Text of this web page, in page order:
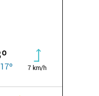
17º 7 km/h